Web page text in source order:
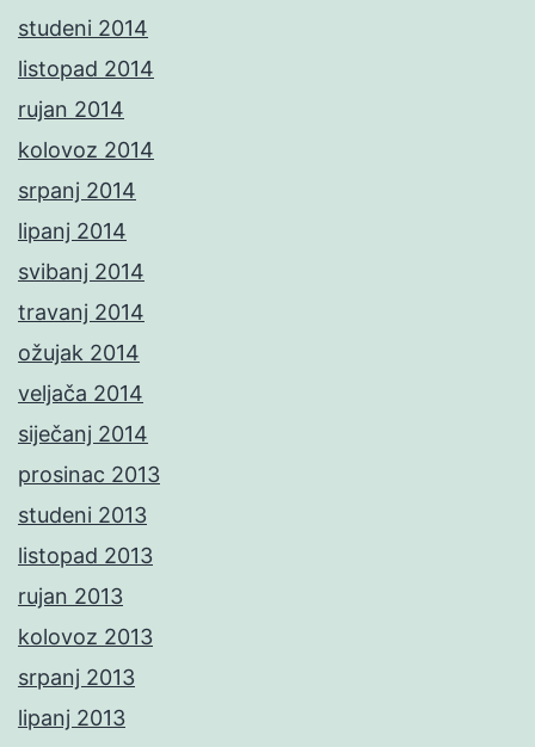
studeni 2014
listopad 2014
rujan 2014
kolovoz 2014
srpanj 2014
lipanj 2014
svibanj 2014
travanj 2014
ožujak 2014
veljača 2014
siječanj 2014
prosinac 2013
studeni 2013
listopad 2013
rujan 2013
kolovoz 2013
srpanj 2013
lipanj 2013